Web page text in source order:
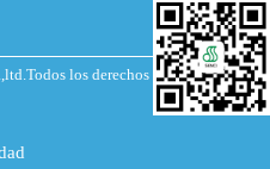
Todos los derechos